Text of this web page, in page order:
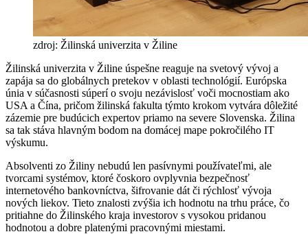
zdroj: Žilinská univerzita v Žiline
Žilinská univerzita v Žiline úspešne reaguje na svetový vývoj a
zapája sa do globálnych pretekov v oblasti technológií. Európska
únia v súčasnosti súperí o svoju nezávislosť voči mocnostiam ako
USA a Čína, pričom žilinská fakulta týmto krokom vytvára dôležité
zázemie pre budúcich expertov priamo na severe Slovenska. Žilina
sa tak stáva hlavným bodom na domácej mape pokročilého IT
výskumu.
Absolventi zo Žiliny nebudú len pasívnymi používateľmi, ale
tvorcami systémov, ktoré čoskoro ovplyvnia bezpečnosť
internetového bankovníctva, šifrovanie dát či rýchlosť vývoja
nových liekov. Tieto znalosti zvýšia ich hodnotu na trhu práce, čo
pritiahne do Žilinského kraja investorov s vysokou pridanou
hodnotou a dobre platenými pracovnými miestami.